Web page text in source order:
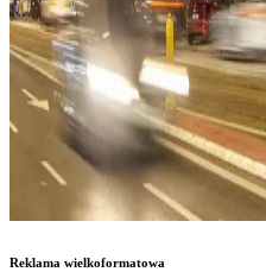
Reklama wielkoformatowa